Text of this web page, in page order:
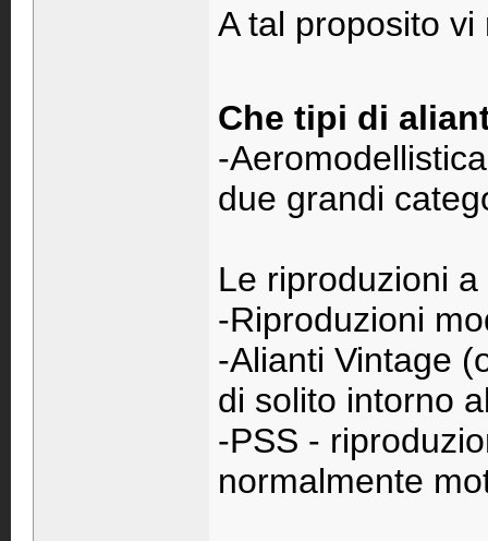
A tal proposito
Che tipi di
-
due grandi
Le riproduzioni
-Riproduzioni
-Alianti Vintage
di solito intorno
-PSS -
normalmente